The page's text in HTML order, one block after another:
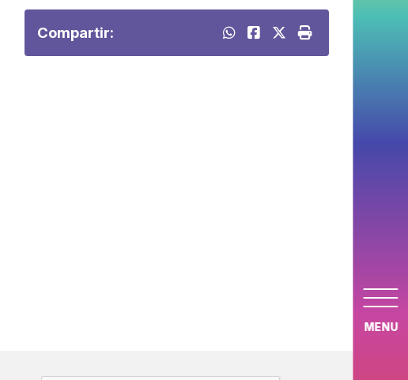
MENU
Compartir: